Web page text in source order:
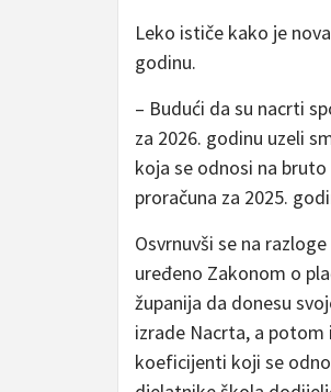
Leko ističe kako je
godinu.
– Budući da su nacrti
za 2026. godinu uzeli
koja se odnosi na
proračuna za 2025.
Osvrnuvši se na
uređeno Zakonom o
županija da donesu
izrade Nacrta, a potom
koeficijenti koji se